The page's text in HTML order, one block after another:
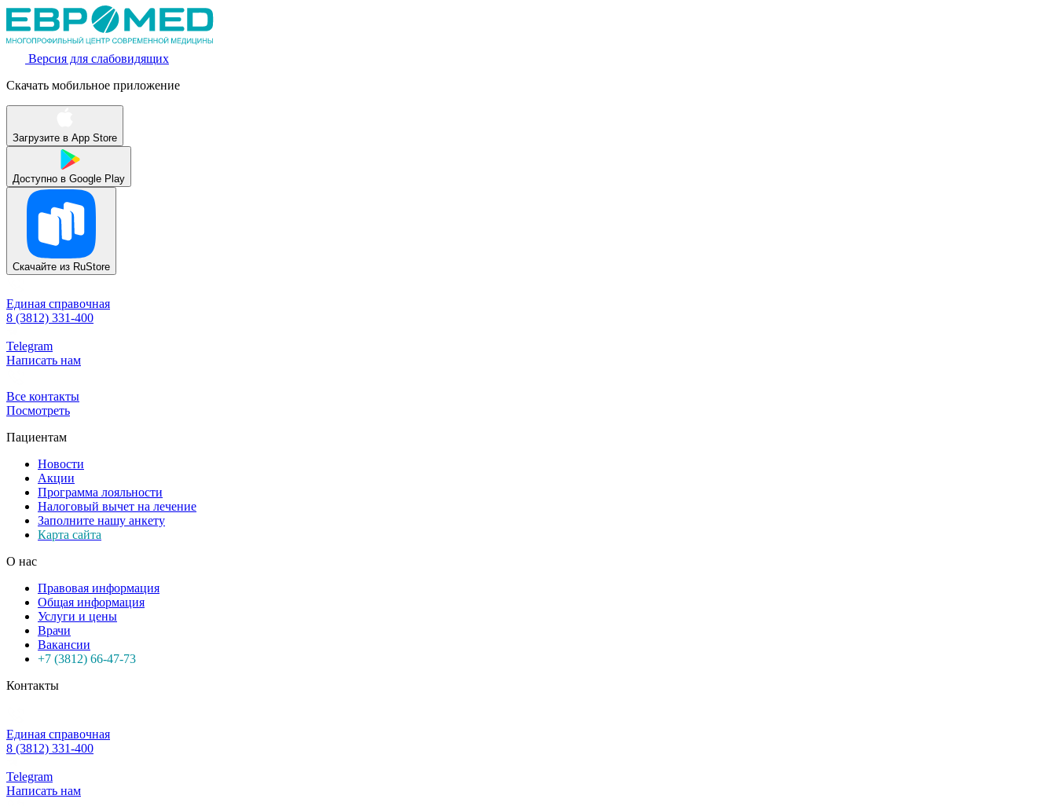
Версия для слабовидящих
Скачать мобильное приложение
Загрузите в App Store
Доступно в Google Play
Скачайте из RuStore
Единая справочная
8 (3812) 331-400
Telegram
Написать нам
Все контакты
Посмотреть
Пациентам
Новости
Акции
Программа лояльности
Налоговый вычет на лечение
Заполните нашу анкету
Карта сайта
О нас
Правовая информация
Общая информация
Услуги и цены
Врачи
Вакансии
+7 (3812) 66-47-73
Контакты
Единая справочная
8 (3812) 331-400
Telegram
Написать нам